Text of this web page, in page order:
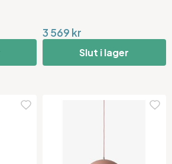
3 569 kr
Slut i lager